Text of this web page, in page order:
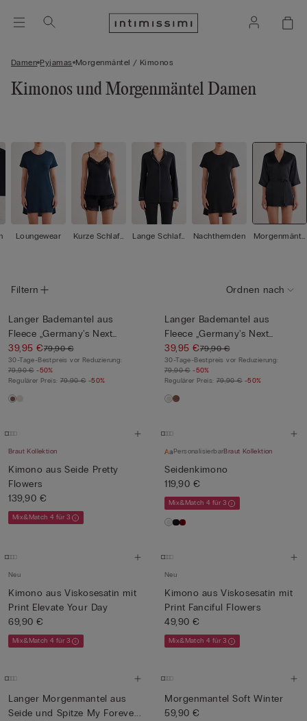
Damen Pyjamas Morgenmäntel / Kimonos
Kimonos und Morgenmäntel Damen
Loungewear
Kurze Schlafa
Lange Schlafa
Nachthemden
Morgenmänte
Filtern Ordnen nach
Langer Bademantel aus
Fleece „Germany's Next
Topmo...
39,95 €79,90 €
30-Tage-Bestpreis vor Reduzierung:
79,90 € -50%
Regulärer Preis: 79,90 € -50%
Langer Bademantel aus
Fleece „Germany's Next
Topmo...
39,95 €79,90 €
30-Tage-Bestpreis vor Reduzierung:
79,90 € -50%
Regulärer Preis: 79,90 € -50%
Braut Kollektion
Kimono aus Seide Pretty
Flowers
139,90 €
Mix&Match 4 für 3
PersonalisierbarBraut Kollektion
Seidenkimono
119,90 €
Mix&Match 4 für 3
Neu
Kimono aus Viskosesatin mit
Print Elevate Your Day
69,90 €
Mix&Match 4 für 3
Neu
Kimono aus Viskosesatin mit
Print Fanciful Flowers
49,90 €
Mix&Match 4 für 3
Langer Morgenmantel aus
Seide und Spitze My Foreve...
Morgenmantel Soft Winter
59,90 €